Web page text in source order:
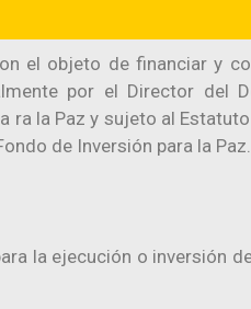
el objeto de financiar y
por el Director del
ra la Paz y sujeto al
de Inversión para la Paz.
la ejecución o inversión